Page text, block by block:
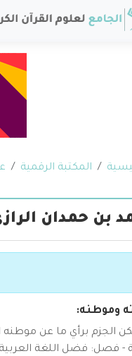
المكتبة الرقمية
بن حمدان
وموطنه:
الجزم برأي ما عن موطنه
- فصل: فضل اللغة